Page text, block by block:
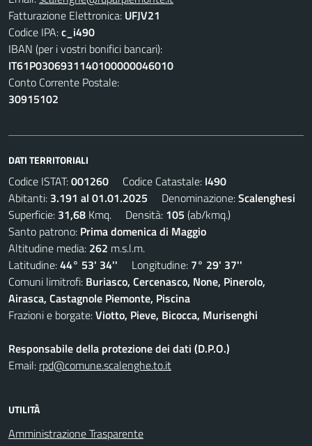
Fatturazione Elettronica: UFJV21
Codice IPA:c_i490
IBAN (per i vostri bonifici bancari):
IT61P0306931140100000046010
Conto Corrente Postale:
30915102
DATI TERRITORIALI
Codice ISTAT:001260 Codice Catastale: I490
Abitanti: 3.191 al 01.01.2025 Denominazione:Scalenghesi
Superficie: 31,68 Kmq. Densità: 105 (ab/kmq.)
Santo patrono: Prima domenica di Maggio
Altitudine media: 262 m.s.l.m.
Latitudine:44° 53' 34'' Longitudine: 7° 29' 37''
Comuni limitrofi: Buriasco, Cercenasco, None, Pinerolo,
Airasca, Castagnole Piemonte, Piscina
Frazioni e borgate:Viotto, Pieve, Bicocca, Murisenghi
Responsabile della protezione dei dati (D.P.O.)
Email: rpd@comune.scalenghe.to.it
UTILITÀ
Amministrazione Trasparente